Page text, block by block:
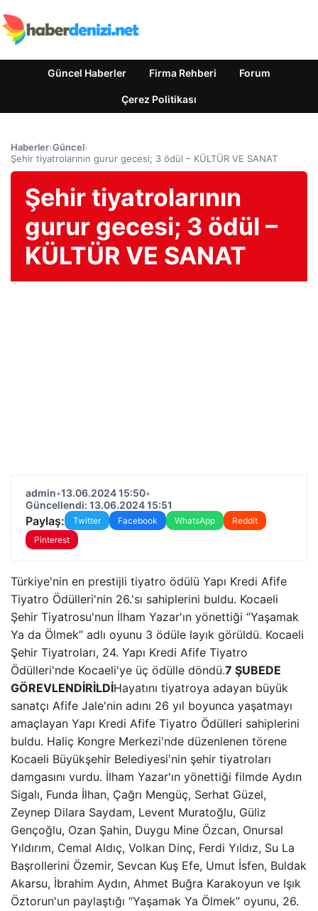
Güncel Haberler Firma Rehberi Forum
Çerez Politikası
Haberler›Güncel›
Şehir tiyatrolarının gurur gecesi; 3 ödül – KÜLTÜR VE SANAT
Şehir tiyatrolarının
gurur gecesi; 3 ödül –
KÜLTÜR VE SANAT
admin•13.06.2024 15:50•
Güncellendi: 13.06.2024 15:51
Paylaş: Twitter Facebook WhatsApp
Reddit
Pinterest
Türkiye'nin en prestijli tiyatro ödülü Yapı Kredi Afife
Tiyatro Ödülleri'nin 26.'sı sahiplerini buldu. Kocaeli
Şehir Tiyatrosu'nun İlham Yazar'ın yönettiği “Yaşamak
Ya da Ölmek” adlı oyunu 3 ödüle layık görüldü. Kocaeli
Şehir Tiyatroları, 24. Yapı Kredi Afife Tiyatro
Ödülleri'nde Kocaeli'ye üç ödülle döndü.7 ŞUBEDE
GÖREVLENDİRİLDİHayatını tiyatroya adayan büyük
sanatçı Afife Jale'nin adını 26 yıl boyunca yaşatmayı
amaçlayan Yapı Kredi Afife Tiyatro Ödülleri sahiplerini
buldu. Haliç Kongre Merkezi'nde düzenlenen törene
Kocaeli Büyükşehir Belediyesi'nin şehir tiyatroları
damgasını vurdu. İlham Yazar'ın yönettiği filmde Aydın
Sigalı, Funda İlhan, Çağrı Mengüç, Serhat Güzel,
Zeynep Dilara Saydam, Levent Muratoğlu, Güliz
Gençoğlu, Ozan Şahin, Duygu Mine Özcan, Onursal
Yıldırım, Cemal Aldıç, Volkan Dinç, Ferdi Yıldız, Su La
Başrollerini Özemir, Sevcan Kuş Efe, Umut İsfen, Buldak
Akarsu, İbrahim Aydın, Ahmet Buğra Karakoyun ve Işık
Öztorun'un paylaştığı “Yaşamak Ya Ölmek” oyunu, 26.